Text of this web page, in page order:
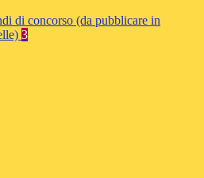
di concorso (da pubblicare in
3